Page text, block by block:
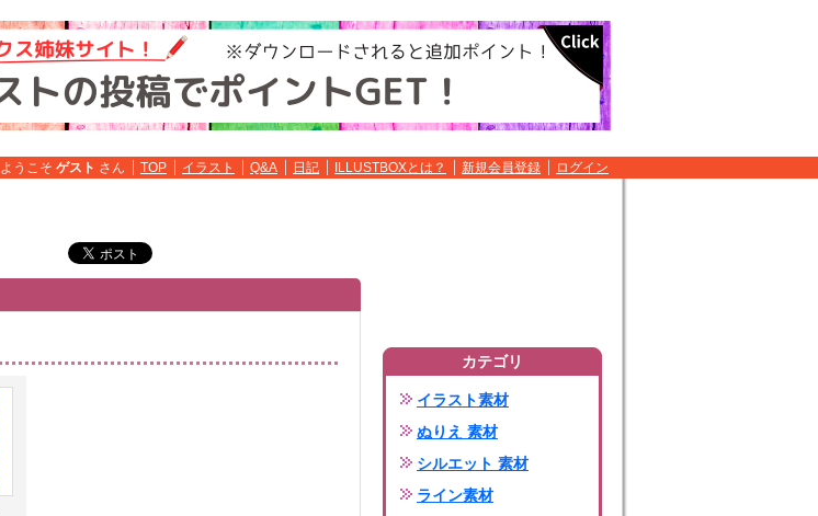
ようこそ ゲスト さん TOP イラスト Q&A 日記 ILLUSTBOXとは？ 新規会員登録 ログイン
カテゴリ
イラスト素材
ぬりえ 素材
シルエット 素材
ライン素材